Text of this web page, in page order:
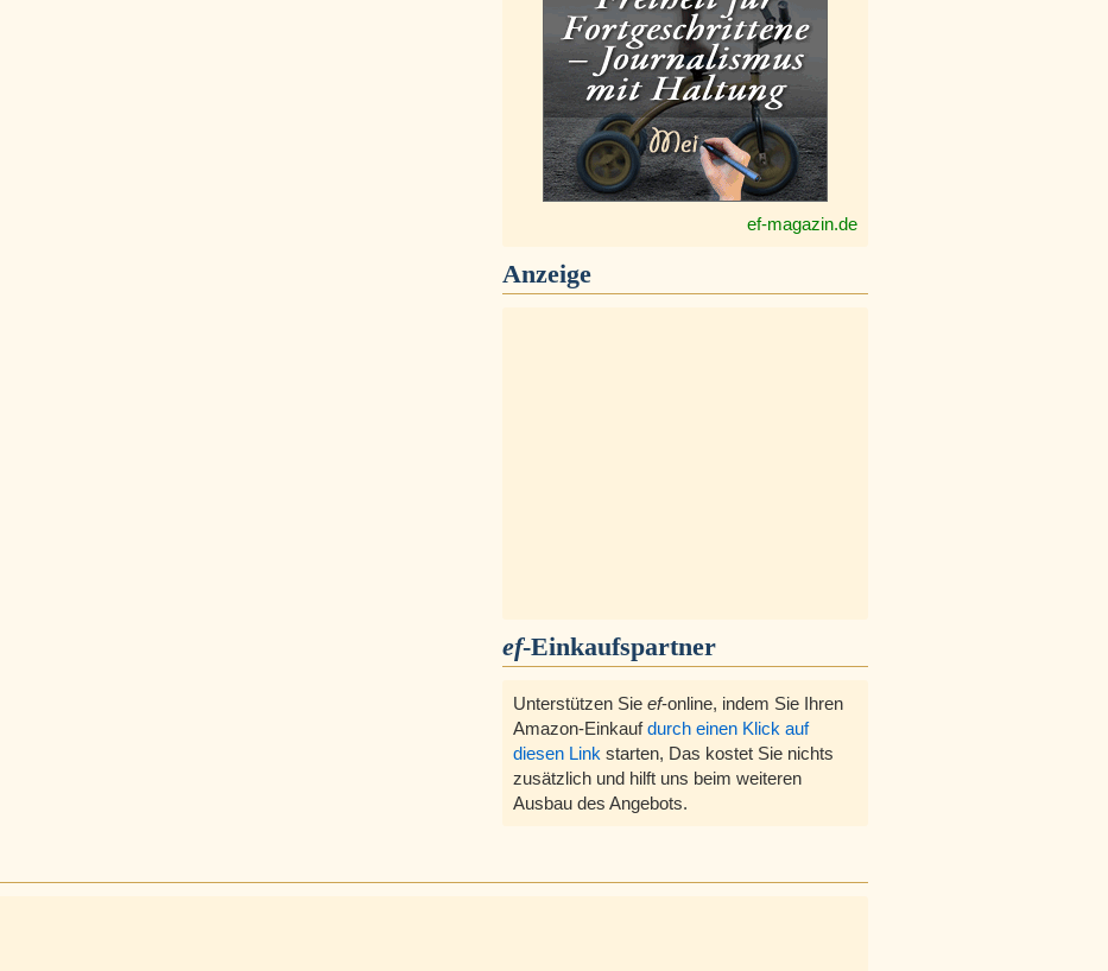
ef-magazin.de
Anzeige
ef-Einkaufspartner
Unterstützen Sie ef-online, indem Sie Ihren
Amazon-Einkaufdurch einen Klick auf
diesen Link starten, Das kostet Sie nichts
zusätzlich und hilft uns beim weiteren
Ausbau des Angebots.